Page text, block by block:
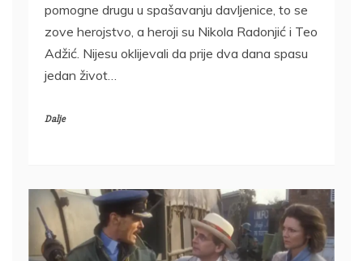
pomogne drugu u spašavanju davljenice, to se
zove herojstvo, a heroji su Nikola Radonjić i Teo
Adžić. Nijesu oklijevali da prije dva dana spasu
jedan život…
Dalje